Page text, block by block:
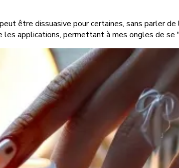
être dissuasive pour certaines, sans parler
applications, permettant à mes ongles de